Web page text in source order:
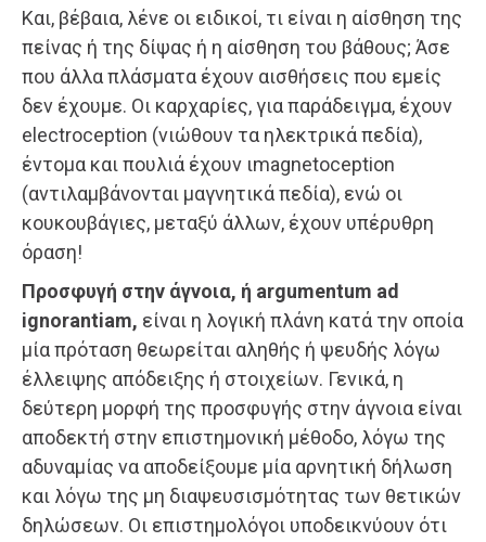
Και, βέβαια, λένε οι ειδικοί, τι είναι η αίσθηση της
πείνας ή της δίψας ή η αίσθηση του βάθους; Άσε
που άλλα πλάσματα έχουν αισθήσεις που εμείς
δεν έχουμε. Οι καρχαρίες, για παράδειγμα, έχουν
electroception (νιώθουν τα ηλεκτρικά πεδία),
έντομα και πουλιά έχουν ιmagnetoception
(αντιλαμβάνονται μαγνητικά πεδία), ενώ οι
κουκουβάγιες, μεταξύ άλλων, έχουν υπέρυθρη
όραση!
Προσφυγή στην άγνοια, ή argumentum ad
ignorantiam, είναι η λογική πλάνη κατά την οποία
μία πρόταση θεωρείται αληθής ή ψευδής λόγω
έλλειψης απόδειξης ή στοιχείων. Γενικά, η
δεύτερη μορφή της προσφυγής στην άγνοια είναι
αποδεκτή στην επιστημονική μέθοδο, λόγω της
αδυναμίας να αποδείξουμε μία αρνητική δήλωση
και λόγω της μη διαψευσισμότητας των θετικών
δηλώσεων. Οι επιστημολόγοι υποδεικνύουν ότι